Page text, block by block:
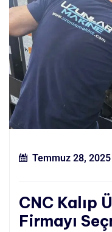
Temmuz 28, 2025
CNC Kalıp
Firmayı